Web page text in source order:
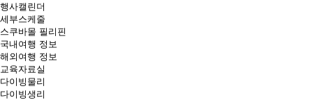
행사캘린더
세부스케줄
스쿠바몰 필리핀
국내여행 정보
해외여행 정보
교육자료실
다이빙물리
다이빙생리